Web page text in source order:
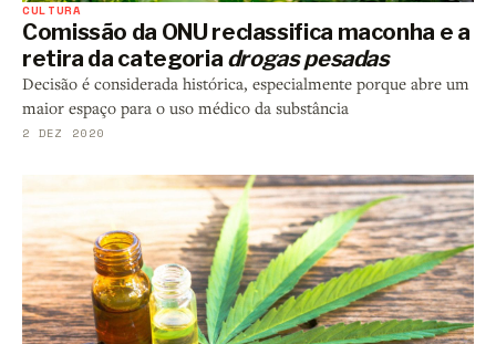
CULTURA
Comissão da ONU reclassifica maconha e a
retira da categoria drogas pesadas
Decisão é considerada histórica, especialmente porque abre um
maior espaço para o uso médico da substância
2 DEZ 2020